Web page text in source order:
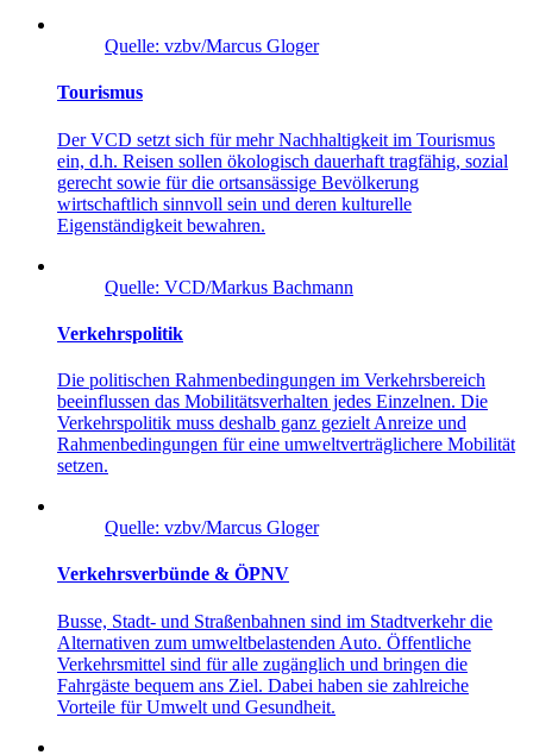
Quelle: vzbv/Marcus Gloger
Tourismus
Der VCD setzt sich für mehr Nachhaltigkeit im Tourismus
ein, d.h. Reisen sollen ökologisch dauerhaft tragfähig, sozial
gerecht sowie für die ortsansässige Bevölkerung
wirtschaftlich sinnvoll sein und deren kulturelle
Eigenständigkeit bewahren.
Quelle: VCD/Markus Bachmann
Verkehrspolitik
Die politischen Rahmenbedingungen im Verkehrsbereich
beeinflussen das Mobilitätsverhalten jedes Einzelnen. Die
Verkehrspolitik muss deshalb ganz gezielt Anreize und
Rahmenbedingungen für eine umweltverträglichere Mobilität
setzen.
Quelle: vzbv/Marcus Gloger
Verkehrsverbünde & ÖPNV
Busse, Stadt- und Straßenbahnen sind im Stadtverkehr die
Alternativen zum umweltbelastenden Auto. Öffentliche
Verkehrsmittel sind für alle zugänglich und bringen die
Fahrgäste bequem ans Ziel. Dabei haben sie zahlreiche
Vorteile für Umwelt und Gesundheit.